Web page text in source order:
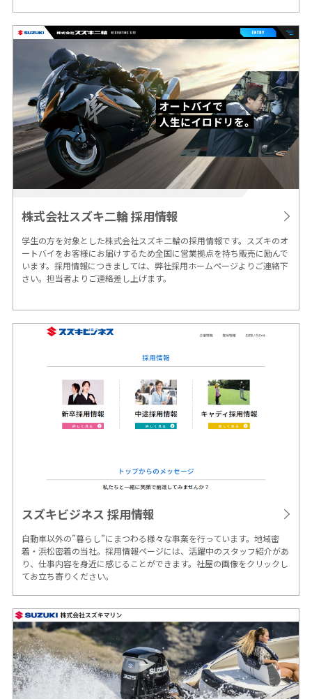
株式会社スズキ二輪採用情報
学生の方を対象とした株式会社スズキ二輪の採用情報です。スズキのオ
ートバイをお客様にお届けするため全国に営業拠点を持ち販売に励んで
います。採用情報につきましては、弊社採用ホームページよりご連絡下
さい。担当者よりご連絡差し上げます。
スズキビジネス 採用情報
自動車以外の”暮らし”にまつわる様々な事業を行っています。地域密
着・浜松密着の当社。採用情報ページには、活躍中のスタッフ紹介があ
り、仕事内容を身近に感じることができます。社屋の画像をクリックし
てお立ち寄りください。